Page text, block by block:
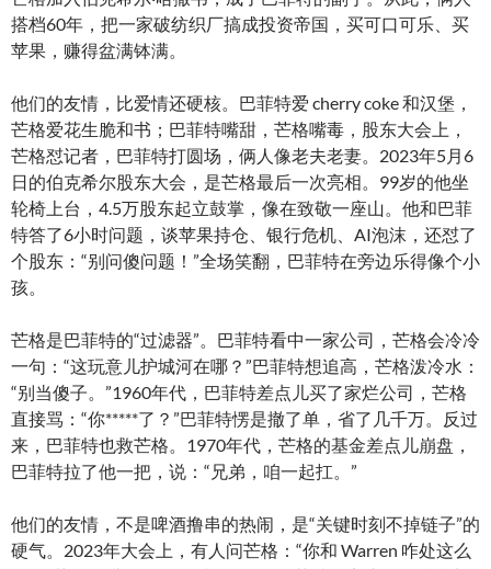
搭档60年，把一家破纺织厂搞成投资帝国，买可口可乐、买
苹果，赚得盆满钵满。
他们的友情，比爱情还硬核。巴菲特爱 cherry coke 和汉堡，
芒格爱花生脆和书；巴菲特嘴甜，芒格嘴毒，股东大会上，
芒格怼记者，巴菲特打圆场，俩人像老夫老妻。2023年5月6
日的伯克希尔股东大会，是芒格最后一次亮相。99岁的他坐
轮椅上台，4.5万股东起立鼓掌，像在致敬一座山。他和巴菲
特答了6小时问题，谈苹果持仓、银行危机、AI泡沫，还怼了
个股东：“别问傻问题！”全场笑翻，巴菲特在旁边乐得像个小
孩。
芒格是巴菲特的“过滤器”。巴菲特看中一家公司，芒格会冷冷
一句：“这玩意儿护城河在哪？”巴菲特想追高，芒格泼冷水：
“别当傻子。”1960年代，巴菲特差点儿买了家烂公司，芒格
直接骂：“你*****了？”巴菲特愣是撤了单，省了几千万。反过
来，巴菲特也救芒格。1970年代，芒格的基金差点儿崩盘，
巴菲特拉了他一把，说：“兄弟，咱一起扛。”
他们的友情，不是啤酒撸串的热闹，是“关键时刻不掉链子”的
硬气。2023年大会上，有人问芒格：“你和 Warren 咋处这么